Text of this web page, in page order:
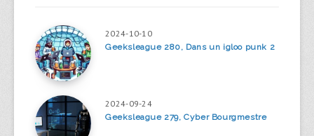
2024-10-10
Geeksleague 280, Dans un igloo punk 2
2024-09-24
Geeksleague 279, Cyber Bourgmestre